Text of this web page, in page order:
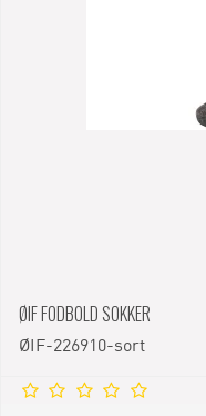
ØIF FODBOLD SOKKER
ØIF-226910-sort